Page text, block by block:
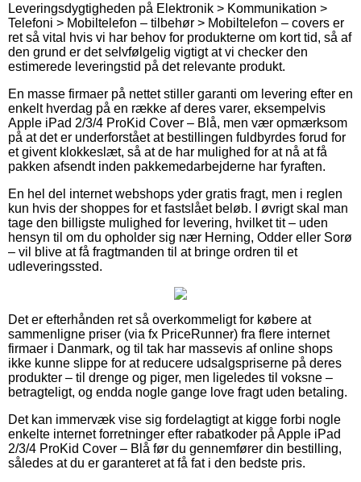
Leveringsdygtigheden på Elektronik > Kommunikation >
Telefoni > Mobiltelefon – tilbehør > Mobiltelefon – covers er
ret så vital hvis vi har behov for produkterne om kort tid, så af
den grund er det selvfølgelig vigtigt at vi checker den
estimerede leveringstid på det relevante produkt.
En masse firmaer på nettet stiller garanti om levering efter en
enkelt hverdag på en række af deres varer, eksempelvis
Apple iPad 2/3/4 ProKid Cover – Blå, men vær opmærksom
på at det er underforstået at bestillingen fuldbyrdes forud for
et givent klokkeslæt, så at de har mulighed for at nå at få
pakken afsendt inden pakkemedarbejderne har fyraften.
En hel del internet webshops yder gratis fragt, men i reglen
kun hvis der shoppes for et fastslået beløb. I øvrigt skal man
tage den billigste mulighed for levering, hvilket tit – uden
hensyn til om du opholder sig nær Herning, Odder eller Sorø
– vil blive at få fragtmanden til at bringe ordren til et
udleveringssted.
Det er efterhånden ret så overkommeligt for købere at
sammenligne priser (via fx PriceRunner) fra flere internet
firmaer i Danmark, og til tak har massevis af online shops
ikke kunne slippe for at reducere udsalgspriserne på deres
produkter – til drenge og piger, men ligeledes til voksne –
betragteligt, og endda nogle gange love fragt uden betaling.
Det kan immervæk vise sig fordelagtigt at kigge forbi nogle
enkelte internet forretninger efter rabatkoder på Apple iPad
2/3/4 ProKid Cover – Blå før du gennemfører din bestilling,
således at du er garanteret at få fat i den bedste pris.